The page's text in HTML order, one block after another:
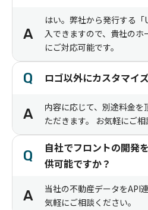
A
はい。弊社から発行する
入できますので、貴社の
にご対応可能です。
Q ロゴ以外にカスタマイ
A
内容に応じて、別途料金
ただきます。 お気軽にご相
Q
自社でフロントの開発
供可能ですか？
A
当社の不動産データをAPI
気軽にご相談ください。